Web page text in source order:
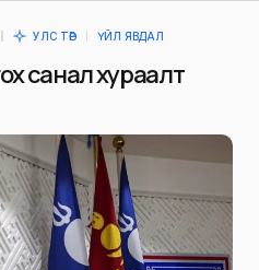
УЛС ТӨР ҮЙЛ ЯВДАЛ
санал хураалт